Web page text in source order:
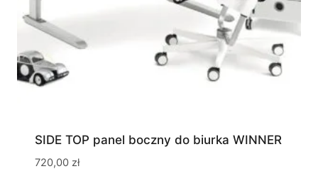
SIDE TOP panel boczny do biurka WINNER
720,00 zł